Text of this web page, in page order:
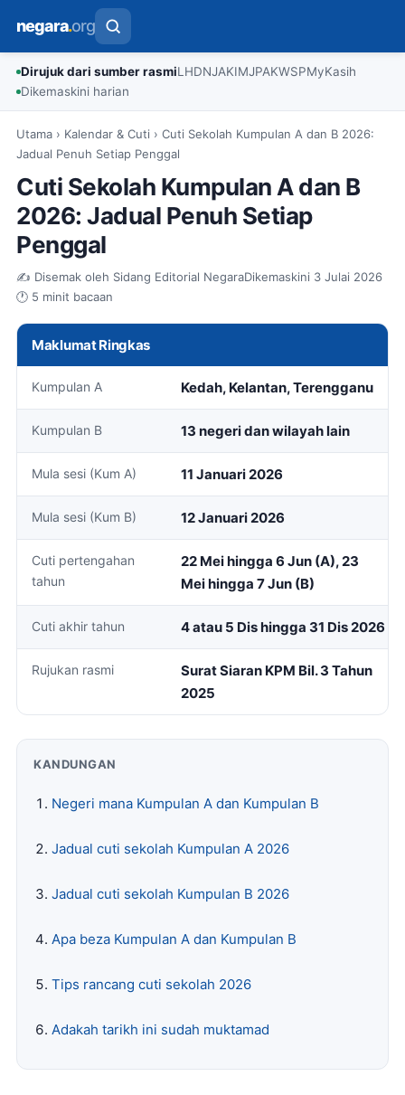
negara.org
Dirujuk dari sumber rasmiLHDNJAKIMJPAKWSPMyKasih
Dikemaskini harian
Utama › Kalendar & Cuti › Cuti Sekolah Kumpulan A dan B 2026:
Jadual Penuh Setiap Penggal
Cuti Sekolah Kumpulan A dan B
2026: Jadual Penuh Setiap
Penggal
✍️ Disemak oleh Sidang Editorial NegaraDikemaskini 3 Julai 2026
🕐 5 minit bacaan
Maklumat Ringkas
Kumpulan A Kedah, Kelantan, Terengganu
Kumpulan B 13 negeri dan wilayah lain
Mula sesi (Kum A) 11 Januari 2026
Mula sesi (Kum B) 12 Januari 2026
Cuti pertengahan
tahun
22 Mei hingga 6 Jun (A), 23
Mei hingga 7 Jun (B)
Cuti akhir tahun 4 atau 5 Dis hingga 31 Dis 2026
Rujukan rasmi
Surat Siaran KPM Bil. 3 Tahun
2025
KANDUNGAN
Negeri mana Kumpulan A dan Kumpulan B
Jadual cuti sekolah Kumpulan A 2026
Jadual cuti sekolah Kumpulan B 2026
Apa beza Kumpulan A dan Kumpulan B
Tips rancang cuti sekolah 2026
Adakah tarikh ini sudah muktamad